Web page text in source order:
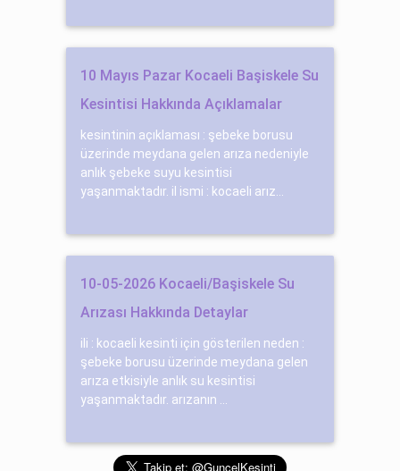
10 Mayıs Pazar Kocaeli Başiskele Su
Kesintisi Hakkında Açıklamalar
kesintinin açıklaması : şebeke borusu
üzerinde meydana gelen arıza nedeniyle
anlık şebeke suyu kesintisi
yaşanmaktadır. il ismi : kocaeli arız...
10-05-2026 Kocaeli/Başiskele Su
Arızası Hakkında Detaylar
ili : kocaeli kesinti için gösterilen neden :
şebeke borusu üzerinde meydana gelen
arıza etkisiyle anlık su kesintisi
yaşanmaktadır. arızanın ...